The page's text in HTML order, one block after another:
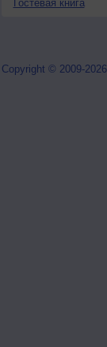
Гостевая книга
Copyright © 2009-